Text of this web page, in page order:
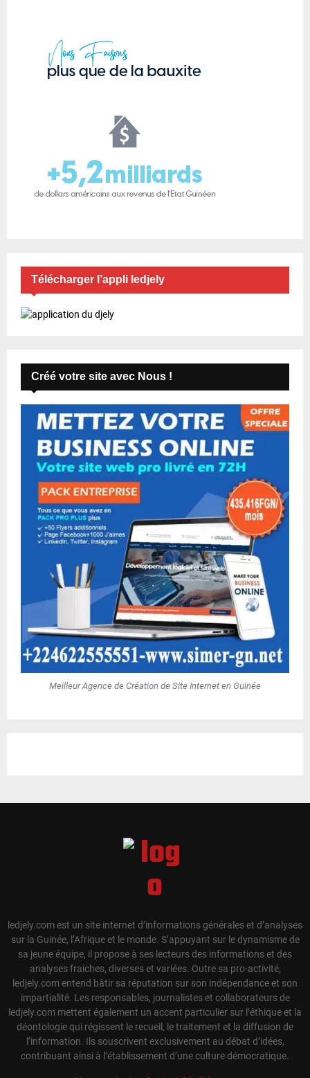
Télécharger l’appli ledjely
Créé votre site avec Nous !
Meilleur Agence de Création de Site Internet en Guinée
ledjely.com est un site internet d’informations générales et d’analyses
sur la Guinée, l’Afrique et le monde. S’appuyant sur le dynamisme de
sa jeune équipe, il propose à ses lecteurs des informations et des
analyses fraiches, diverses et variées. Outre sa pro-activité,
ledjely.com entend bâtir sa réputation sur son indépendance et son
impartialité. Les responsables, journalistes et collaborateurs de
ledjely.com mettent également un accent particulier sur l’éthique et la
déontologie qui régissent le recueil, le traitement et la diffusion de
l’information. Ils souscrivent exclusivement au débat d’idées,
contribuant ainsi à l’établissement d’une culture démocratique.